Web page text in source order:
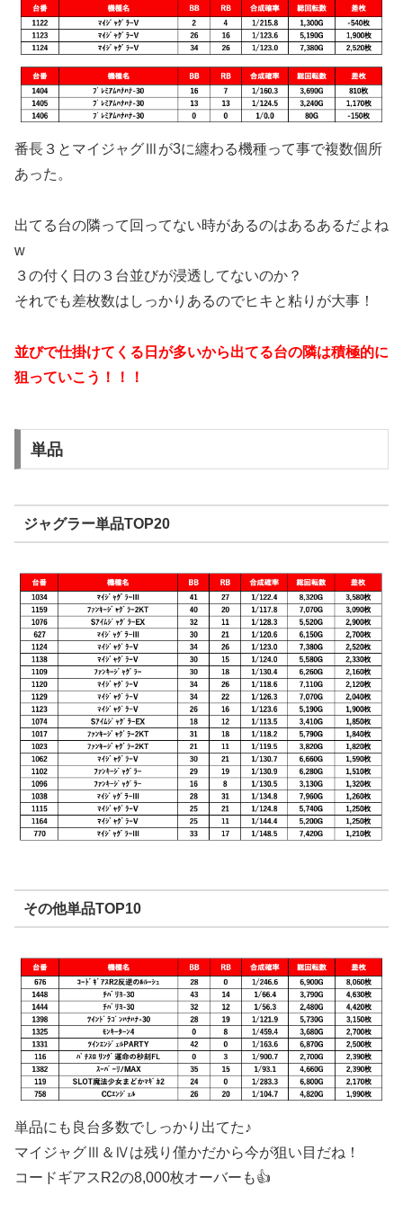
番長３とマイジャグⅢが3に纏わる機種って事で複数個所
あった。
出てる台の隣って回ってない時があるのはあるあるだよね
w
３の付く日の３台並びが浸透してないのか？
それでも差枚数はしっかりあるのでヒキと粘りが大事！
並びで仕掛けてくる日が多いから出てる台の隣は積極的に
狙っていこう！！！
単品
ジャグラー単品TOP20
その他単品TOP10
単品にも良台多数でしっかり出てた♪
マイジャグⅢ＆Ⅳは残り僅かだから今が狙い目だね！
コードギアスR2の8,000枚オーバーも👍